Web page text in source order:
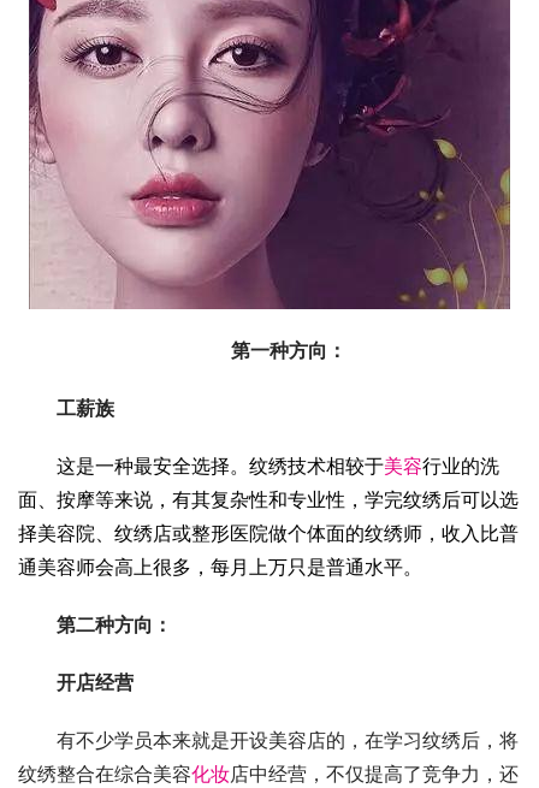
第一种方向：
工薪族
这是一种最安全选择。纹绣技术相较于美容行业的洗
面、按摩等来说，有其复杂性和专业性，学完纹绣后可以选
择美容院、纹绣店或整形医院做个体面的纹绣师，收入比普
通美容师会高上很多，每月上万只是普通水平。
第二种方向：
开店经营
有不少学员本来就是开设美容店的，在学习纹绣后，将
纹绣整合在综合美容化妆店中经营，不仅提高了竞争力，还